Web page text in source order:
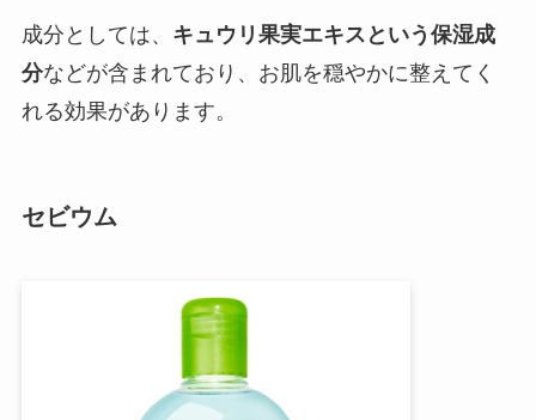
成分としては、 キュウリ果実エキスという保湿成
分などが含まれており、お肌を穏やかに整えてく
れる効果があります。
セビウム